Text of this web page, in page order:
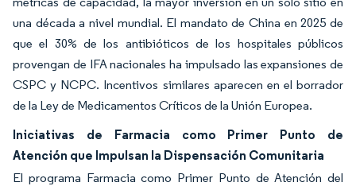
una década a nivel mundial. El mandato de China en 2025 de
que el 30% de los antibióticos de los hospitales públicos
provengan de IFA nacionales ha impulsado las expansiones de
CSPC y NCPC. Incentivos similares aparecen en el borrador
de la Ley de Medicamentos Críticos de la Unión Europea.
Iniciativas de Farmacia como Primer Punto de
Atención que Impulsan la Dispensación Comunitaria
El programa Farmacia como Primer Punto de Atención del